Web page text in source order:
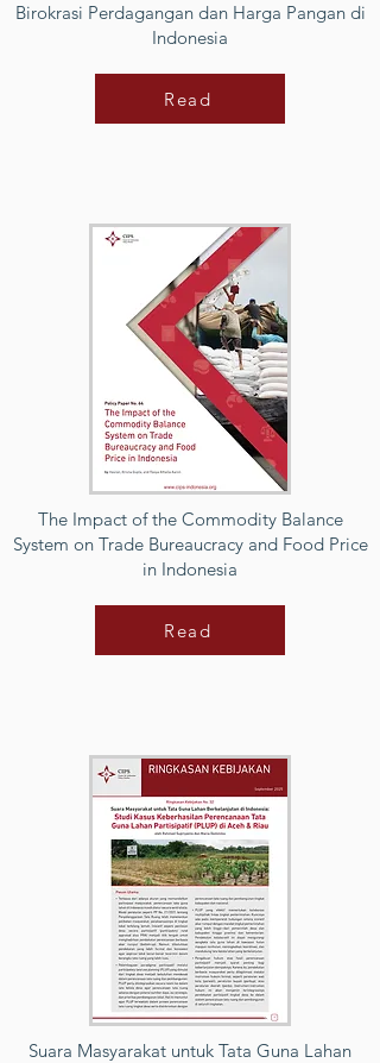
Birokrasi Perdagangan dan Harga Pangan di
Indonesia
Read
The Impact of the Commodity Balance
System on Trade Bureaucracy and Food Price
in Indonesia
Read
Suara Masyarakat untuk Tata Guna Lahan